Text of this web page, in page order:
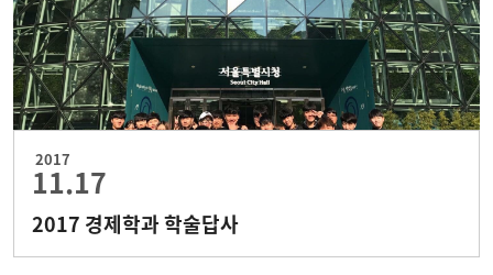
2017
11.17
2017 경제학과 학술답사